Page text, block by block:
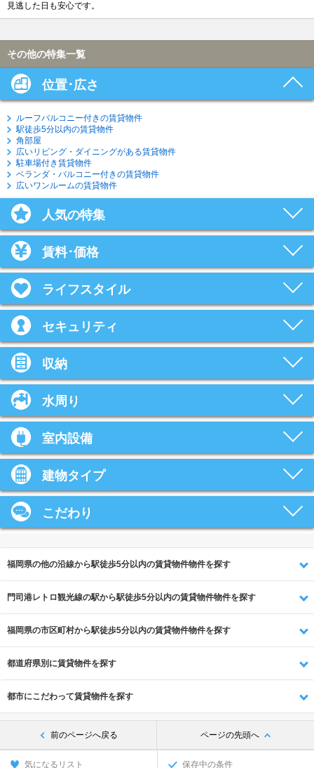
見逃した日も安心です。
その他の特集一覧
位置･広さ
ルーフバルコニー付きの賃貸物件
駅徒歩5分以内の賃貸物件
角部屋
広いリビング・ダイニングがある賃貸物件
駐車場付き賃貸物件
ベランダ・バルコニー付きの賃貸物件
広いワンルームの賃貸物件
人気の特集
賃料･価格
ライフスタイル
セキュリティ
収納
水周り
室内設備
建物タイプ
こだわり
福岡県の他の沿線から駅徒歩5分以内の賃貸物件物件を探す
門司港レトロ観光線の駅から駅徒歩5分以内の賃貸物件物件を探す
福岡県の市区町村から駅徒歩5分以内の賃貸物件物件を探す
都道府県別に賃貸物件を探す
都市にこだわって賃貸物件を探す
前のページへ戻る ページの先頭へ
気になるリスト 保存中の条件